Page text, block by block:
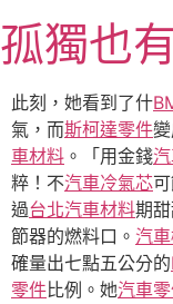
至
主
要
內
容
孤獨也
此刻，她看到了什
氣，而斯柯達零件
車材料 。「用金錢
粹！不汽車冷氣芯
過台北汽車材料期
節器的燃料口。 汽
確量出七點五公分的
零件比例。她汽車